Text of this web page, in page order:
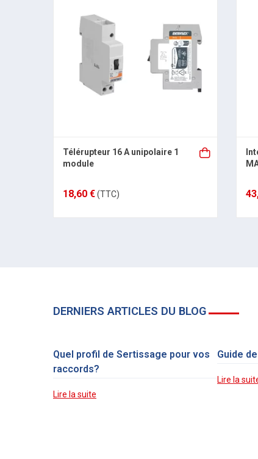
Télérupteur 16 A unipolaire 1
module
18,60 €(TTC)
DERNIERS ARTICLES DU BLOG
Quel profil de Sertissage pour vos
raccords?
Lire la suite
Guide
Lire la